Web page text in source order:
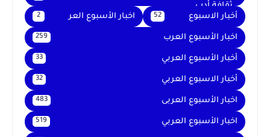
. ثقافة أدب
أخبار الاسبوع 52 اخبار الأسبوع العر 2
اخبار الأسبوع العرب 259
أخبار الأسبوع العربي 33
أخبار الاسبوع العربي 32
اخبار الأسبوع العربى 483
اخبار الأسبوع العربي 519